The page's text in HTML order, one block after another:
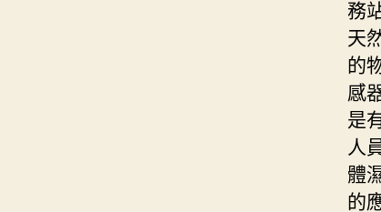
務
天
的
感
是
人
體
的